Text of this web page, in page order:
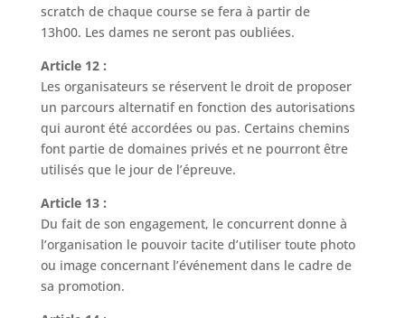
scratch de chaque course se fera à partir de
13h00. Les dames ne seront pas oubliées.
Article 12 :
Les organisateurs se réservent le droit de proposer
un parcours alternatif en fonction des autorisations
qui auront été accordées ou pas. Certains chemins
font partie de domaines privés et ne pourront être
utilisés que le jour de l’épreuve.
Article 13 :
Du fait de son engagement, le concurrent donne à
l’organisation le pouvoir tacite d’utiliser toute photo
ou image concernant l’événement dans le cadre de
sa promotion.